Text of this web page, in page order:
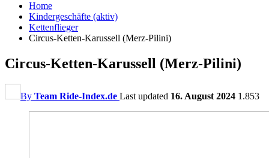
Home
Kindergeschäfte (aktiv)
Kettenflieger
Circus-Ketten-Karussell (Merz-Pilini)
Circus-Ketten-Karussell (Merz-Pilini)
By Team Ride-Index.de Last updated 16. August 2024 1.853